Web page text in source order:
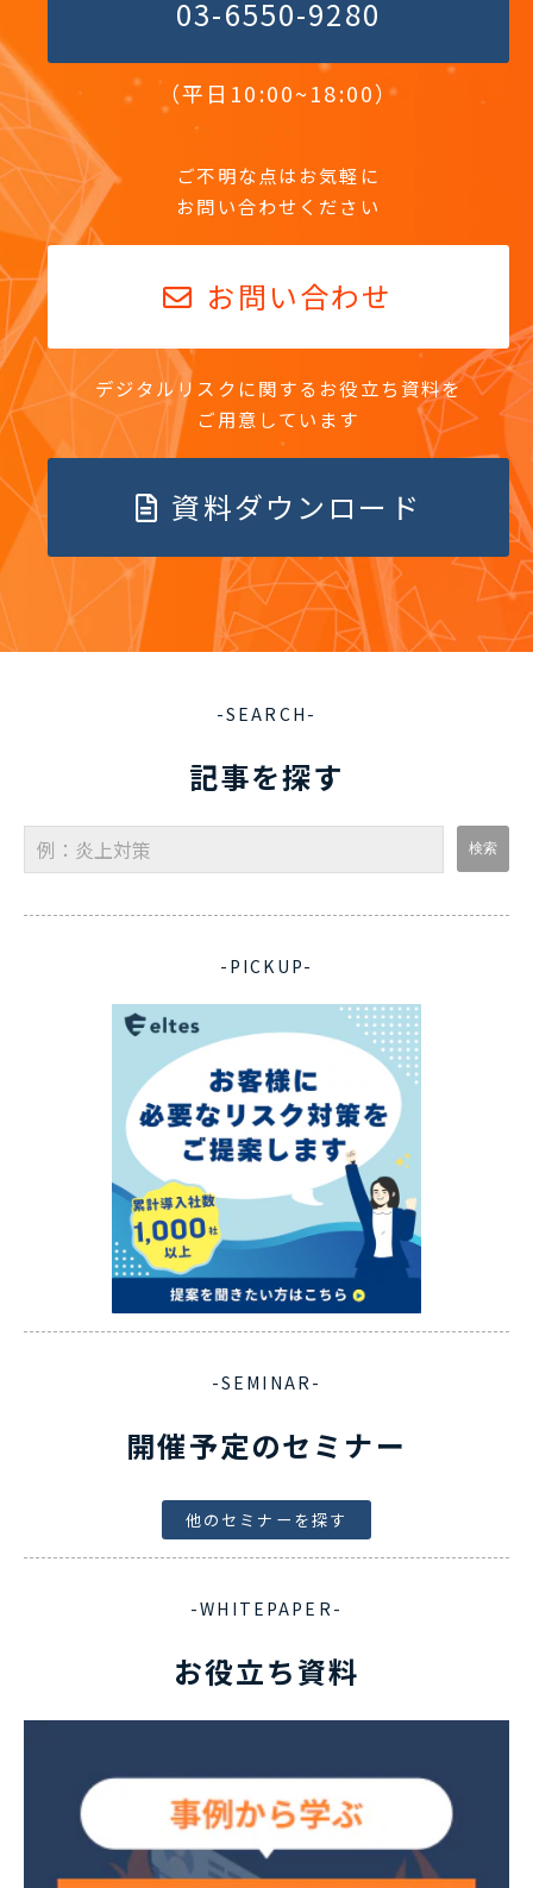
03-6550-9280
（平日10:00~18:00）
ご不明な点はお気軽に
お問い合わせください
お問い合わせ
デジタルリスクに関するお役立ち資料を
ご用意しています
資料ダウンロード
-SEARCH-
記事を探す
-PICKUP-
-SEMINAR-
開催予定のセミナー
他のセミナーを探す
-WHITEPAPER-
お役立ち資料